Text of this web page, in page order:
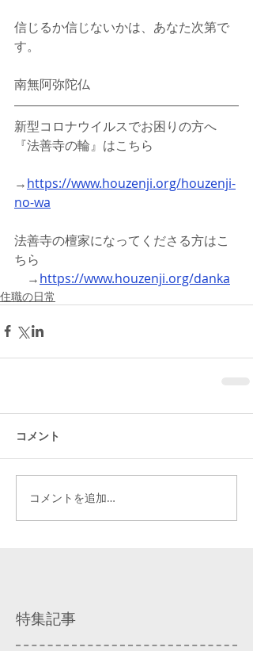
信じるか信じないかは、あなた次第で
す。
南無阿弥陀仏
新型コロナウイルスでお困りの方へ
『法善寺の輪』はこちら
→https://www.houzenji.org/houzenji-
no-wa
法善寺の檀家になってくださる方はこ
ちら
→https://www.houzenji.org/danka
住職の日常
コメント
コメントを追加…
特集記事